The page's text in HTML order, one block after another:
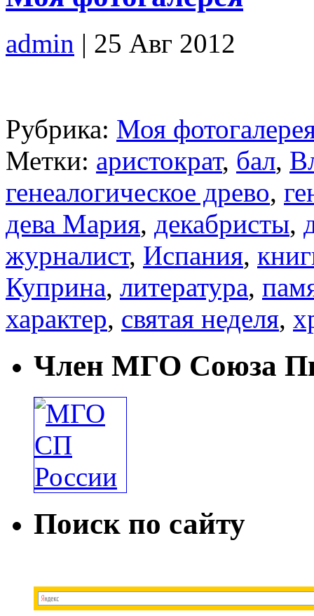
admin | 25 Авг 2012
Рубрика: Моя
Метки: аристократ, бал,
генеалогическое древо,
дева Мария, декабристы,
журналист, Испания,
Куприна, литература,
характер, святая неделя,
Член МГО Союза
Поиск по сайту